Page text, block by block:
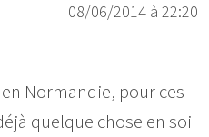
08/06/2014 à 22:20
Normandie, pour ces
quelque chose en soi